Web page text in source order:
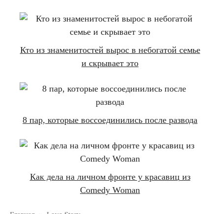
Кто из знаменитостей вырос в небогатой семье
и скрывает это
8 пар, которые воссоединились после развода
Как дела на личном фронте у красавиц из
Comedy Woman